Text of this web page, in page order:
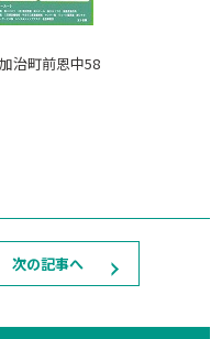
治町前恩中58
次の記事へ